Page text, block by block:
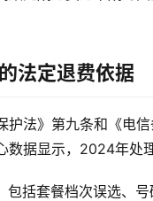
法定退费依据
护法》第九条和《电
数据显示，2024年处
包括套餐档次误选、